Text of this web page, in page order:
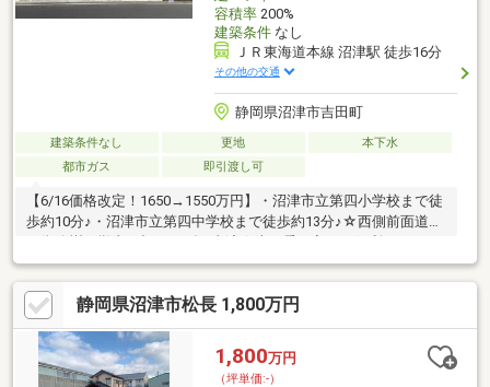
容積率200%
建築条件なし
ＪＲ東海道本線 沼津駅 徒歩16分
その他の交通
静岡県沼津市吉田町
建築条件なし 更地
本下水
都市ガス
即引渡し可
【6/16価格改定！1650→1550万円】・沼津市立第四小学校まで徒
歩約10分♪・沼津市立第四中学校まで徒歩約13分♪☆西側前面道路
した！・ＪＲ東海道本線「沼津」駅まで徒歩約16分♪・バス停
「市場町」まで徒歩約2分♪都市ガス、下水道利用可能生活面でも
嬉しい♪便利で快適にお過ごし頂ける住環境♪中心街まで景色も良
くお散歩感覚で行ける☆◇建築条件なし◇即日引き渡し可能※準
防火地域 【有限会社ファミリエ】 沼津市五月町１３－１６
ファミリエビル１Ｆ ＴＥＬ：０５５－９５５－６１８０
静岡県沼津市松長 1,800万円
1,800万円
（坪単価:-）